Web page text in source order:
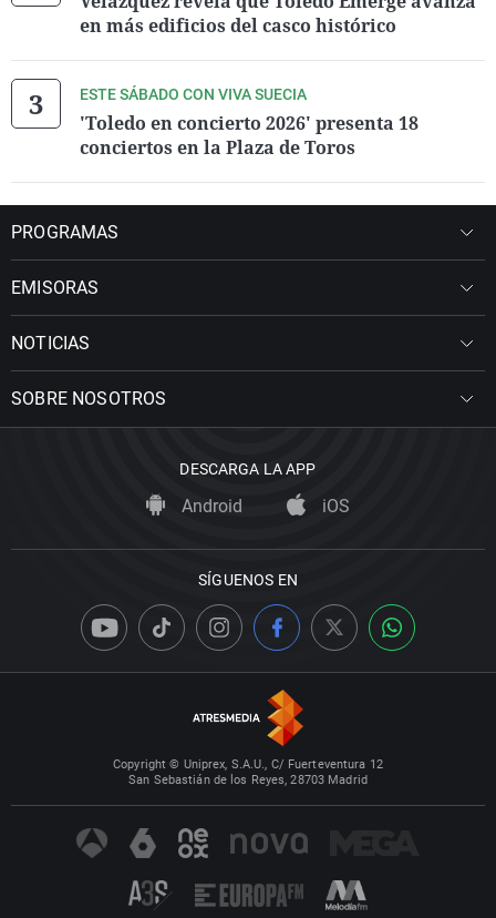
en más edificios del casco histórico
ESTE SÁBADO CON VIVA SUECIA
'Toledo en concierto 2026' presenta 18
conciertos en la Plaza de Toros
PROGRAMAS
EMISORAS
NOTICIAS
SOBRE NOSOTROS
DESCARGA LA APP
Android iOS
SÍGUENOS EN
Copyright © Uniprex, S.A.U., C/ Fuerteventura 12
San Sebastián de los Reyes, 28703 Madrid